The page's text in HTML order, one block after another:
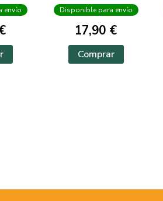
envío Disponible para envío
17,90 €
Comprar